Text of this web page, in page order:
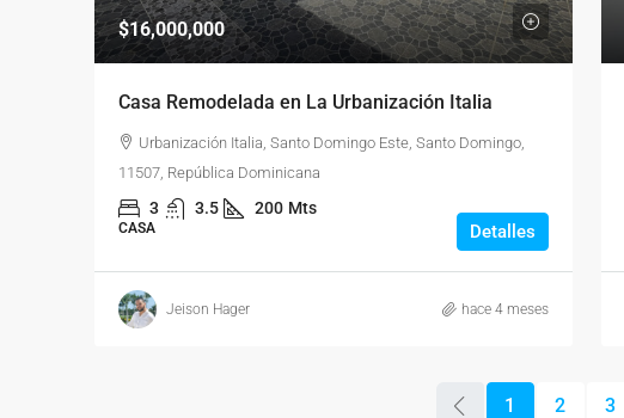
$16,000,000
Casa Remodelada en La Urbanización Italia
Urbanización Italia, Santo Domingo Este, Santo Domingo,
11507, República Dominicana
3 3.5 200 Mts
CASA Detalles
Jeison Hager hace 4 meses
1 2 3